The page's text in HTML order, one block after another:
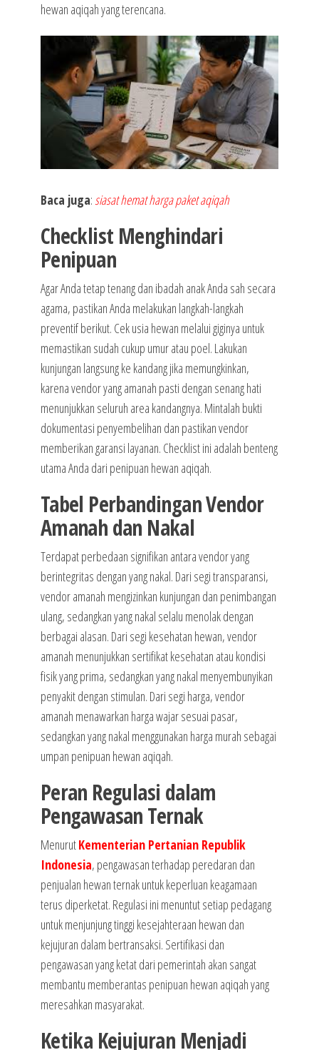
hewan aqiqah yang terencana.
Baca juga:siasat hemat harga paket aqiqah
Checklist Menghindari
Penipuan
Agar Anda tetap tenang dan ibadah anak Anda sah secara
agama, pastikan Anda melakukan langkah-langkah
preventif berikut. Cek usia hewan melalui giginya untuk
memastikan sudah cukup umur atau poel. Lakukan
kunjungan langsung ke kandang jika memungkinkan,
karena vendor yang amanah pasti dengan senang hati
menunjukkan seluruh area kandangnya. Mintalah bukti
dokumentasi penyembelihan dan pastikan vendor
memberikan garansi layanan. Checklist ini adalah benteng
utama Anda dari penipuan hewan aqiqah.
Tabel Perbandingan Vendor
Amanah dan Nakal
Terdapat perbedaan signifikan antara vendor yang
berintegritas dengan yang nakal. Dari segi transparansi,
vendor amanah mengizinkan kunjungan dan penimbangan
ulang, sedangkan yang nakal selalu menolak dengan
berbagai alasan. Dari segi kesehatan hewan, vendor
amanah menunjukkan sertifikat kesehatan atau kondisi
fisik yang prima, sedangkan yang nakal menyembunyikan
penyakit dengan stimulan. Dari segi harga, vendor
amanah menawarkan harga wajar sesuai pasar,
sedangkan yang nakal menggunakan harga murah sebagai
umpan penipuan hewan aqiqah.
Peran Regulasi dalam
Pengawasan Ternak
MenurutKementerian Pertanian Republik
Indonesia, pengawasan terhadap peredaran dan
penjualan hewan ternak untuk keperluan keagamaan
terus diperketat. Regulasi ini menuntut setiap pedagang
untuk menjunjung tinggi kesejahteraan hewan dan
kejujuran dalam bertransaksi. Sertifikasi dan
pengawasan yang ketat dari pemerintah akan sangat
membantu memberantas penipuan hewan aqiqah yang
meresahkan masyarakat.
Ketika Kejujuran Menjadi